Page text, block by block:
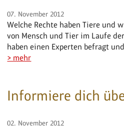
07. November 2012
Welche Rechte haben Tiere und
von Mensch und Tier im Laufe
haben einen Experten befragt
> mehr
Informiere dich
02. November 2012